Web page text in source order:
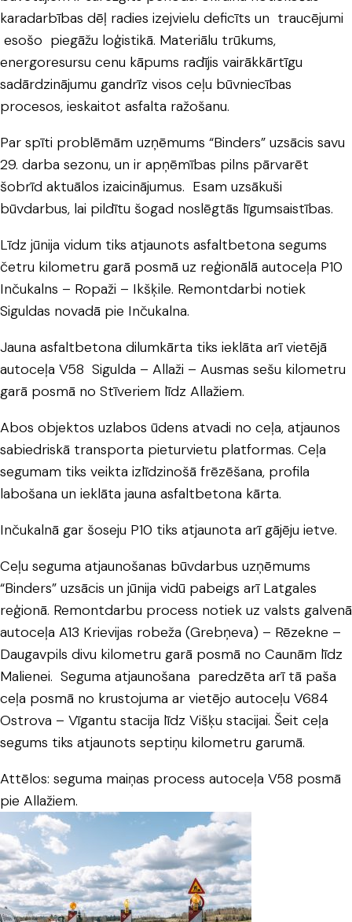
karadarbības dēļ radies izejvielu deficīts un traucējumi
esošo piegāžu loģistikā. Materiālu trūkums,
energoresursu cenu kāpums radījis vairākkārtīgu
sadārdzinājumu gandrīz visos ceļu būvniecības
procesos, ieskaitot asfalta ražošanu.
Par spīti problēmām uzņēmums “Binders” uzsācis savu
29. darba sezonu, un ir apņēmības pilns pārvarēt
šobrīd aktuālos izaicinājumus. Esam uzsākuši
būvdarbus, lai pildītu šogad noslēgtās līgumsaistības.
Līdz jūnija vidum tiks atjaunots asfaltbetona segums
četru kilometru garā posmā uz reģionālā autoceļa P10
Inčukalns – Ropaži – Ikšķile. Remontdarbi notiek
Siguldas novadā pie Inčukalna.
Jauna asfaltbetona dilumkārta tiks ieklāta arī vietējā
autoceļa V58 Sigulda – Allaži – Ausmas sešu kilometru
garā posmā no Stīveriem līdz Allažiem.
Abos objektos uzlabos ūdens atvadi no ceļa, atjaunos
sabiedriskā transporta pieturvietu platformas. Ceļa
segumam tiks veikta izlīdzinošā frēzēšana, profila
labošana un ieklāta jauna asfaltbetona kārta.
Inčukalnā gar šoseju P10 tiks atjaunota arī gājēju ietve.
Ceļu seguma atjaunošanas būvdarbus uzņēmums
“Binders” uzsācis un jūnija vidū pabeigs arī Latgales
reģionā. Remontdarbu process notiek uz valsts galvenā
autoceļa A13 Krievijas robeža (Grebņeva) – Rēzekne –
Daugavpils divu kilometru garā posmā no Caunām līdz
Malienei. Seguma atjaunošana paredzēta arī tā paša
ceļa posmā no krustojuma ar vietējo autoceļu V684
Ostrova – Vīgantu stacija līdz Višķu stacijai. Šeit ceļa
segums tiks atjaunots septiņu kilometru garumā.
Attēlos: seguma maiņas process autoceļa V58 posmā
pie Allažiem.